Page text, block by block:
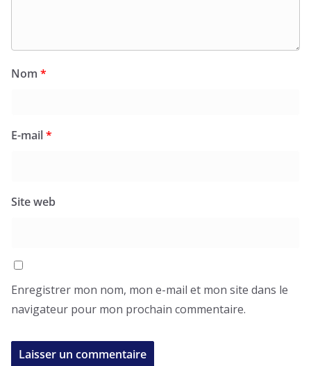
Nom *
E-mail*
Site web
Enregistrer mon nom, mon e-mail et mon site dans le
navigateur pour mon prochain commentaire.